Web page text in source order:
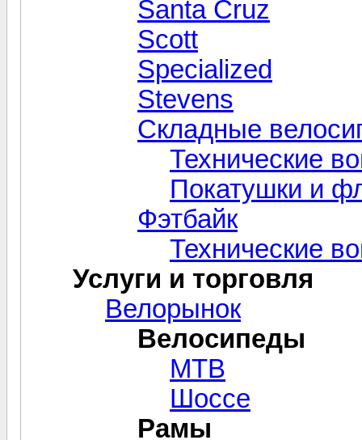
Santa Cruz
Scott
Specialized
Stevens
Складные
Технические
Покатушки и
Фэтбайк
Технические
Услуги и торговля
Велорынок
Велосипеды
MTB
Шоссе
Рамы